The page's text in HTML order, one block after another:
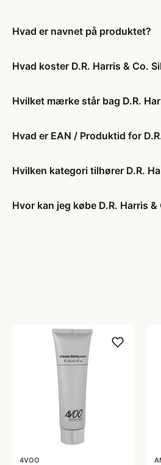
Hvad er navnet på produktet?
Hvad koster D.R. Harris & Co.
Hvilket mærke står bag D.R.
Hvad er EAN / Produktid for
Hvilken kategori tilhører D.R.
Hvor kan jeg købe D.R. Harris
4VOO